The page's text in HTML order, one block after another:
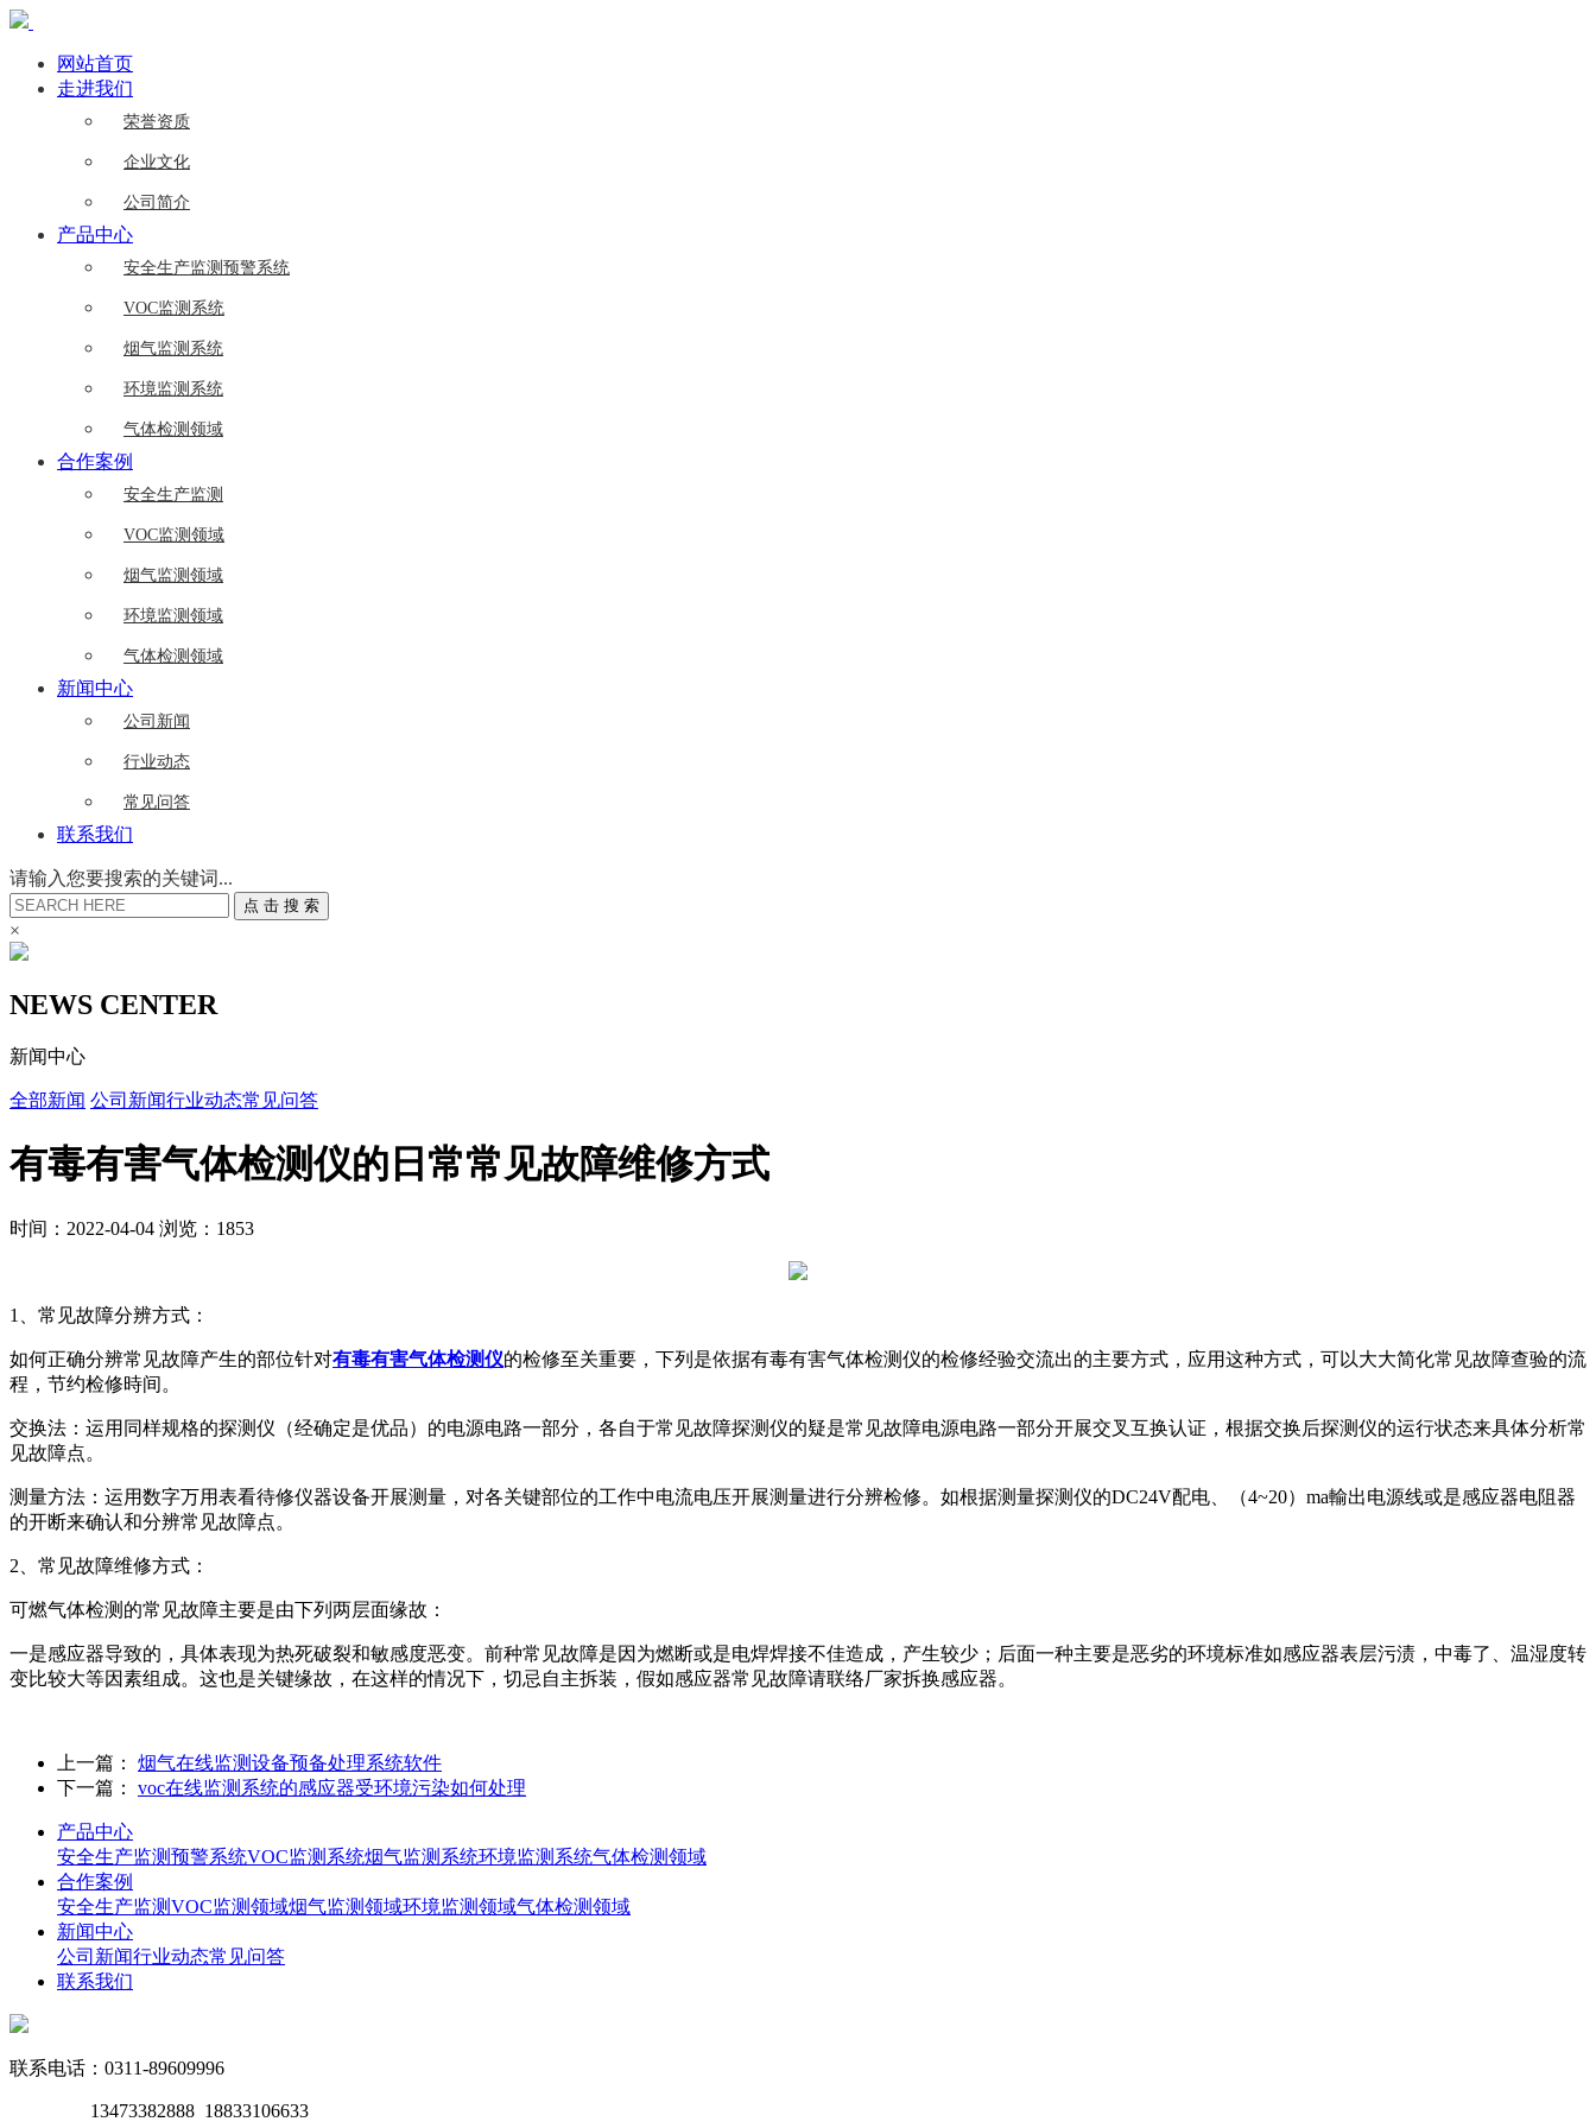
网站首页
走进我们
荣誉资质
企业文化
公司简介
产品中心
安全生产监测预警系统
VOC监测系统
烟气监测系统
环境监测系统
气体检测领域
合作案例
安全生产监测
VOC监测领域
烟气监测领域
环境监测领域
气体检测领域
新闻中心
公司新闻
行业动态
常见问答
联系我们
请输入您要搜索的关键词...
点 击 搜 索
×
NEWS CENTER
新闻中心
全部新闻 公司新闻行业动态常见问答
有毒有害气体检测仪的日常常见故障维修方式
时间：2022-04-04 浏览：1853
1、常见故障分辨方式：
如何正确分辨常见故障产生的部位针对有毒有害气体检测仪的检修至关重要，下列是依据有毒有害气体检测仪的检修经验交流出的主要方式，应用这种方式，可以大大简化常见故障查验的流
程，节约检修時间。
交换法：运用同样规格的探测仪（经确定是优品）的电源电路一部分，各自于常见故障探测仪的疑是常见故障电源电路一部分开展交叉互换认证，根据交换后探测仪的运行状态来具体分析常
见故障点。
测量方法：运用数字万用表看待修仪器设备开展测量，对各关键部位的工作中电流电压开展测量进行分辨检修。如根据测量探测仪的DC24V配电、（4~20）ma輸出电源线或是感应器电阻器
的开断来确认和分辨常见故障点。
2、常见故障维修方式：
可燃气体检测的常见故障主要是由下列两层面缘故：
一是感应器导致的，具体表现为热死破裂和敏感度恶变。前种常见故障是因为燃断或是电焊焊接不佳造成，产生较少；后面一种主要是恶劣的环境标准如感应器表层污渍，中毒了、温湿度转
变比较大等因素组成。这也是关键缘故，在这样的情况下，切忌自主拆装，假如感应器常见故障请联络厂家拆换感应器。
上一篇：
烟气在线监测设备预备处理系统软件
下一篇：
voc在线监测系统的感应器受环境污染如何处理
产品中心
安全生产监测预警系统VOC监测系统烟气监测系统环境监测系统气体检测领域
合作案例
安全生产监测VOC监测领域烟气监测领域环境监测领域气体检测领域
新闻中心
公司新闻行业动态常见问答
联系我们
联系电话：0311-89609996
13473382888 18833106633